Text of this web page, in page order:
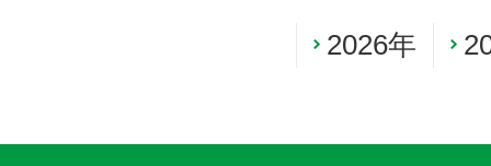
2026年